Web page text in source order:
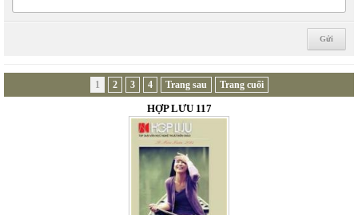
1 2 3 4 Trang sau Trang cuối
HỢP LƯU 117